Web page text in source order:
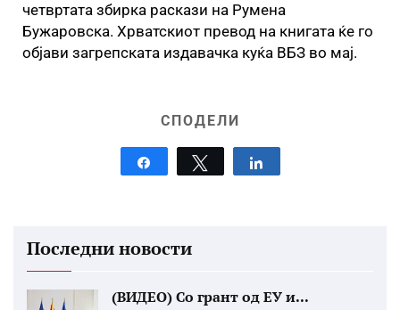
четвртата збирка раскази на Румена
Бужаровска. Хрватскиот превод на книгата ќе го
објави загрепската издавачка куќа ВБЗ во мај.
СПОДЕЛИ
Tweet
Последни новости
(ВИДЕО) Со грант од ЕУ и...